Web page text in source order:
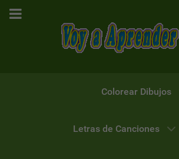
Colorear Dibujos
Letras de Canciones